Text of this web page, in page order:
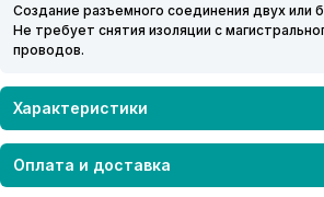
Создание разъемного соединения двух или
Не требует снятия изоляции с
проводов.
Характеристики
Оплата и доставка